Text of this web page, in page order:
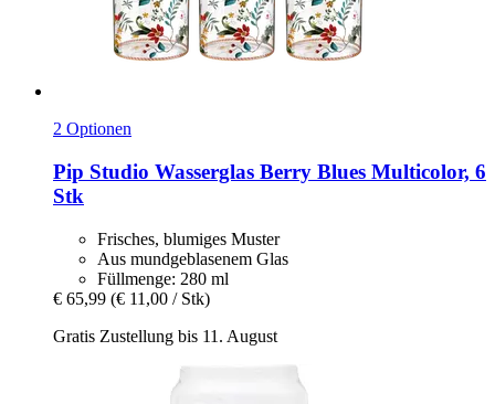
2 Optionen
Pip Studio Wasserglas Berry Blues Multicolor, 6
Stk
Frisches, blumiges Muster
Aus mundgeblasenem Glas
Füllmenge: 280 ml
€ 65,99 (€ 11,00 / Stk)
Gratis Zustellung bis 11. August